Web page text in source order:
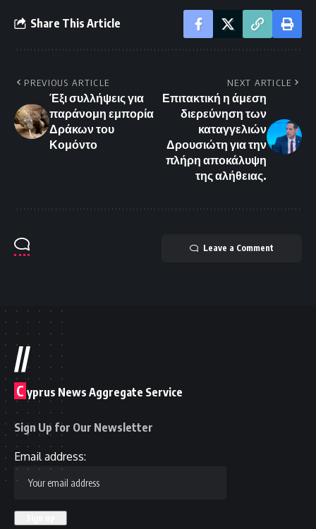
Share This Article
PREVIOUS ARTICLE
Έξι συλλήψεις για
παράνομη εμπορία
Δράκων του
Κομόντο
NEXT ARTICLE
Επιτακτική η άμεση
διερεύνηση των
καταγγελιών
Δρουσιώτη για την
πλήρη αποκάλυψη
της αλήθειας.
Leave a Comment
//
C yprus News Aggregate Service
Sign Up for Our Newsletter
Email address: